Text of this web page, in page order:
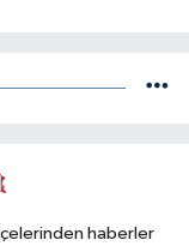
haberler